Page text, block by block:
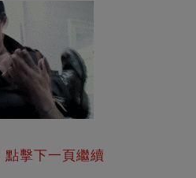
點擊下一頁繼續